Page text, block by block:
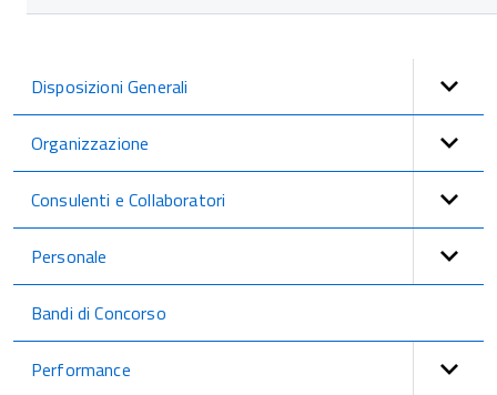
Disposizioni Generali
Organizzazione
Consulenti e Collaboratori
Personale
Bandi di Concorso
Performance